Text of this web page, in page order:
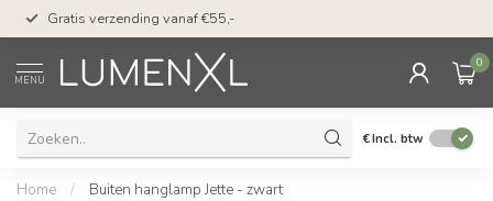
Gratis verzending vanaf €55,-
MENU
0
€Incl. btw
Home / Buiten hanglamp Jette - zwart